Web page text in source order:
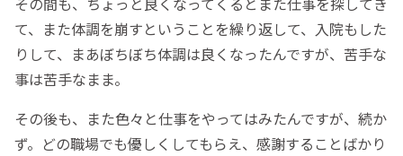
て、また体調を崩すということを繰り返して、入院もした
りして、まあぼちぼち体調は良くなったんですが、苦手な
事は苦手なまま。
その後も、また色々と仕事をやってはみたんですが、続か
ず。どの職場でも優しくしてもらえ、感謝することばかり